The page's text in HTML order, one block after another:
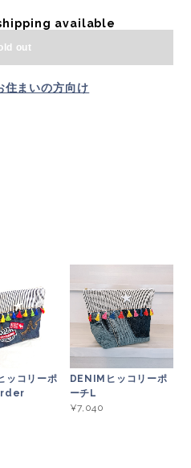
available
out
住まいの方向け
ッコリーポ
DENIMヒッコリーポ
ーチL
¥7,040